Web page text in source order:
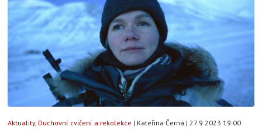
Aktuality, Duchovní cvičení a rekolekce | Kateřina Černá | 27.9.2023 19:00